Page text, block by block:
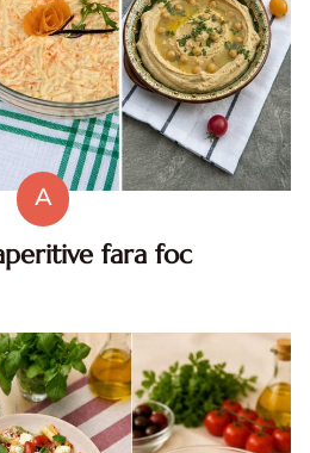
A
fara foc